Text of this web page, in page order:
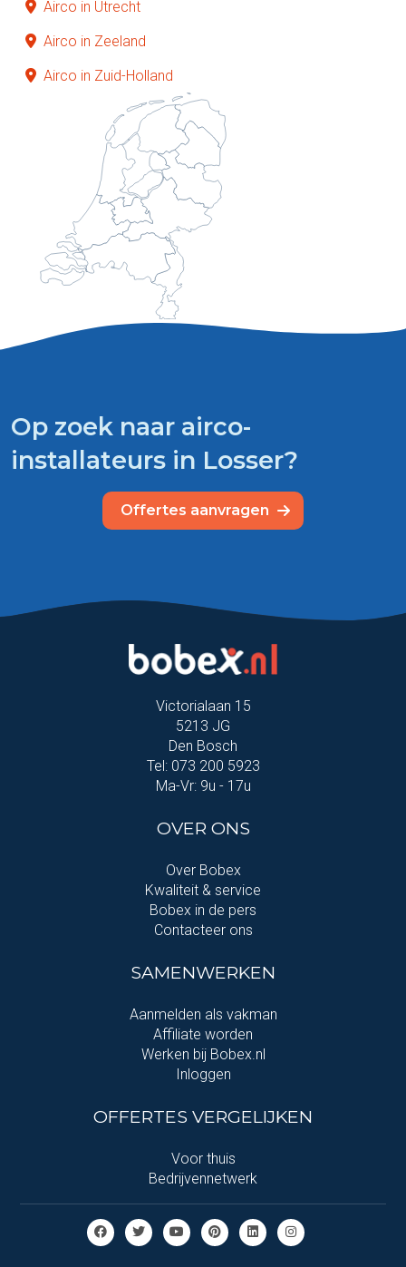
Airco in Utrecht
Airco in Zeeland
Airco in Zuid-Holland
Op zoek naar airco-
installateurs in Losser?
Offertes aanvragen
Victorialaan 15
5213 JG
Den Bosch
Tel: 073 200 5923
Ma-Vr: 9u - 17u
OVER ONS
Over Bobex
Kwaliteit & service
Bobex in de pers
Contacteer ons
SAMENWERKEN
Aanmelden als vakman
Affiliate worden
Werken bij Bobex.nl
Inloggen
OFFERTES VERGELIJKEN
Voor thuis
Bedrijvennetwerk